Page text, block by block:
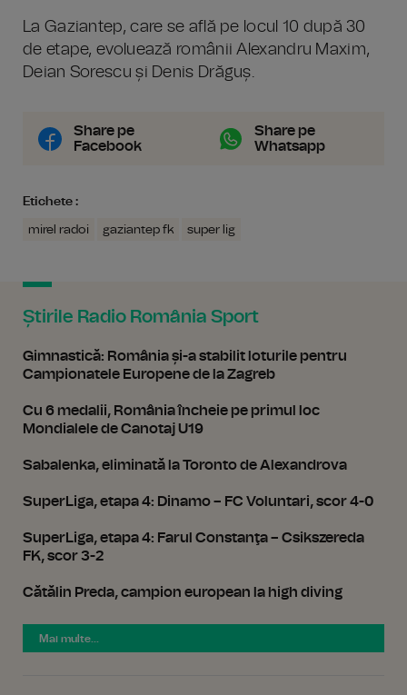
La Gaziantep, care se află pe locul 10 după 30
de etape, evoluează românii Alexandru Maxim,
Deian Sorescu și Denis Drăguș.
Share pe
Facebook
Share pe
Whatsapp
Etichete :
mirel radoi gaziantep fk super lig
Știrile Radio România Sport
Gimnastică: România și-a stabilit loturile pentru
Campionatele Europene de la Zagreb
Cu 6 medalii, România încheie pe primul loc
Mondialele de Canotaj U19
Sabalenka, eliminată la Toronto de Alexandrova
SuperLiga, etapa 4: Dinamo – FC Voluntari, scor 4-0
SuperLiga, etapa 4: Farul Constanţa – Csikszereda
FK, scor 3-2
Cătălin Preda, campion european la high diving
Mai multe...